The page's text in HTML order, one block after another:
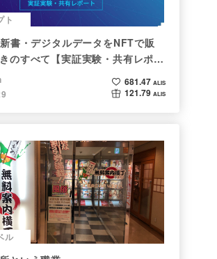
ト
書・デジタルデータをNFTで販
のすべて【実証実験・共有レポー
681.47 ALIS
121.79 ALIS
ル